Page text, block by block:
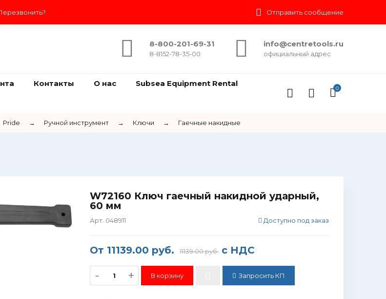
Отправить сообщение
8-800-201-69-31
8-8152-78-35-00
info@centretools.ru
официальный адрес
Контакты О нас Subsea Equipment Rental
0
Pride → Ручной инструмент → Ключи → Гаечные накидные
W72160 Ключ гаечный накидной ударный,
60 мм
Арт. 048911 Доступно под заказ
От 11139.00 руб. 11139.00 руб. с НДС
- + Запросить КП